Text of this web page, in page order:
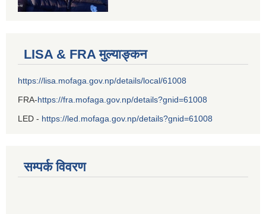
LISA & FRA मुल्याङ्कन
https://lisa.mofaga.gov.np/details/local/61008
FRA-https://fra.mofaga.gov.np/details?gnid=61008
LED - https://led.mofaga.gov.np/details?gnid=61008
सम्पर्क विवरण